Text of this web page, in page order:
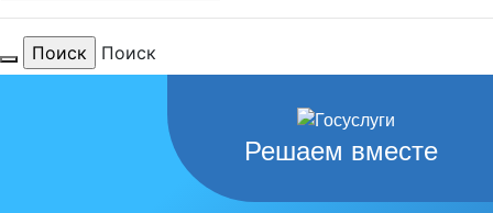
Поиск
Решаем вместе
Для тебя